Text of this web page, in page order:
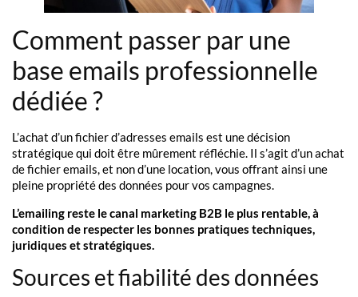
Comment passer par une
base emails professionnelle
dédiée ?
L’achat d’un fichier d’adresses emails est une décision
stratégique qui doit être mûrement réfléchie. Il s’agit d’un achat
de fichier emails, et non d’une location, vous offrant ainsi une
pleine propriété des données pour vos campagnes.
L’emailing reste le canal marketing B2B le plus rentable, à
condition de respecter les bonnes pratiques techniques,
juridiques et stratégiques.
Sources et fiabilité des données